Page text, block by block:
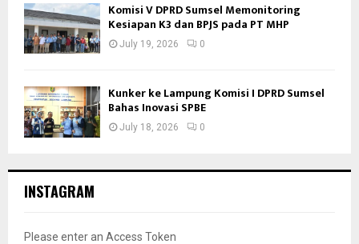
Komisi V DPRD Sumsel Memonitoring
Kesiapan K3 dan BPJS pada PT MHP
July 19, 2026 0
Kunker ke Lampung Komisi I DPRD Sumsel
Bahas Inovasi SPBE
July 18, 2026 0
INSTAGRAM
Please enter an Access Token